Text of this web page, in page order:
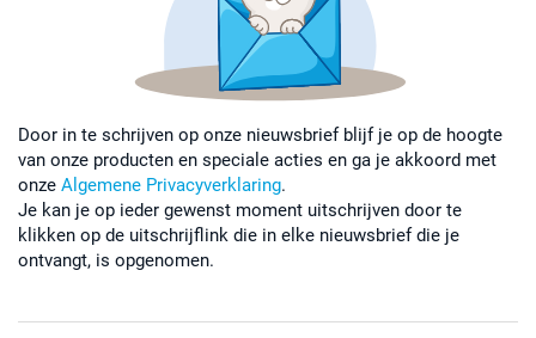
Door in te schrijven op onze nieuwsbrief blijf je op de hoogte
van onze producten en speciale acties en ga je akkoord met
onze Algemene Privacyverklaring.
Je kan je op ieder gewenst moment uitschrijven door te
klikken op de uitschrijflink die in elke nieuwsbrief die je
ontvangt, is opgenomen.